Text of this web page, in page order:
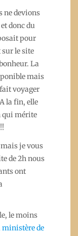
ne devions
donc du
pour
sur le site
La
mais
voyager
la fin, elle
qui mérite
je vous
de 2h nous
ont
le moins
de